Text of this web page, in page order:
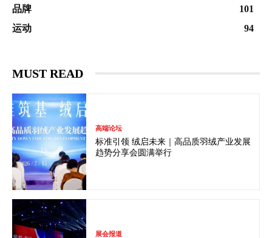
品牌
101
运动
94
MUST READ
高端论坛
标准引领 绒启未来｜高品质羽绒产业发展
趋势分享会圆满举行
展会报道